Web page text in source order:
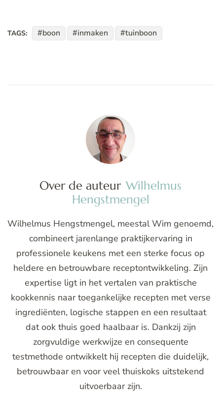
TAGS: boon inmaken tuinboon
Over de auteur Wilhelmus
Hengstmengel
Wilhelmus Hengstmengel, meestal Wim genoemd,
combineert jarenlange praktijkervaring in
professionele keukens met een sterke focus op
heldere en betrouwbare receptontwikkeling. Zijn
expertise ligt in het vertalen van praktische
kookkennis naar toegankelijke recepten met verse
ingrediënten, logische stappen en een resultaat
dat ook thuis goed haalbaar is. Dankzij zijn
zorgvuldige werkwijze en consequente
testmethode ontwikkelt hij recepten die duidelijk,
betrouwbaar en voor veel thuiskoks uitstekend
uitvoerbaar zijn.